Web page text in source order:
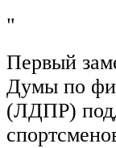
"
Первый
Думы по
(ЛДПР)